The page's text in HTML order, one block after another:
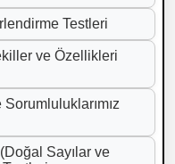
Testleri
ve Özellikleri
Sorumluluklarımız
Sayılar ve